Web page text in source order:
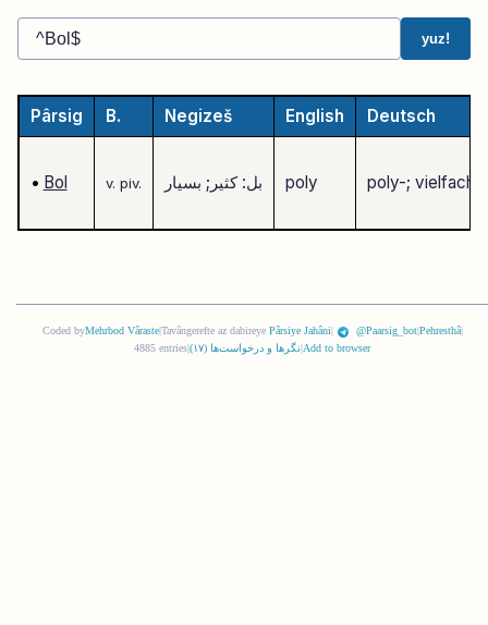
yuz!
Pârsig B. Negizeš English Deutsch
• Bol v. piv. بل: کثیر; بسیار poly poly-; vielfach
Coded byMehrbod Vâraste|Tavângerefte az dabireye Pârsiye Jahâni| @Paarsig_bot|Pehresthâ|
4885 entries
نگرها و درخواست‌ها (١٧) Add to browser